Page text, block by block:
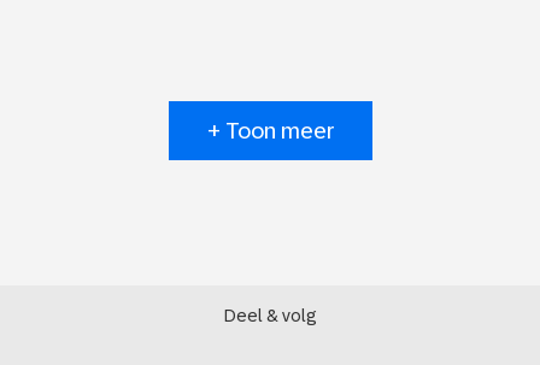
+ Toon meer
Deel & volg